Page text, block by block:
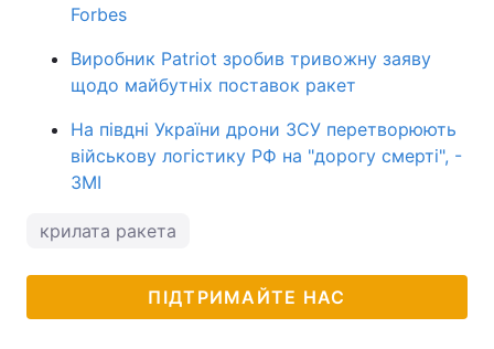
Forbes
Виробник Patriot зробив тривожну заяву
щодо майбутніх поставок ракет
На півдні України дрони ЗСУ перетворюють
військову логістику РФ на "дорогу смерті", -
ЗМІ
крилата ракета
ПІДТРИМАЙТЕ НАС